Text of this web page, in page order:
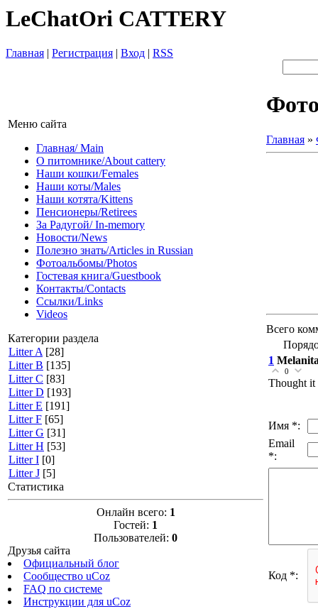
LeChatOri CATTERY
Главная | Регистрация | Вход | RSS
Меню сайта
Главная/ Main
О питомнике/About cattery
Наши кошки/Females
Наши коты/Males
Наши котята/Kittens
Пенсионеры/Retirees
За Радугой/ In-memory
Новости/News
Полезно знать/Articles in Russian
Фотоальбомы/Photos
Гостевая книга/Guestbook
Контакты/Contacts
Ссылки/Links
Videos
Категории раздела
Litter A [28]
Litter B [135]
Litter C [83]
Litter D [193]
Litter E [191]
Litter F [65]
Litter G [31]
Litter H [53]
Litter I [0]
Litter J [5]
Статистика
Онлайн всего: 1
Гостей: 1
Пользователей: 0
Друзья сайта
Официальный блог
Сообщество uCoz
FAQ по системе
Инструкции для uCoz
Главная »
Всего
1
0
Thought it
Имя *:
Email
*:
Код *: